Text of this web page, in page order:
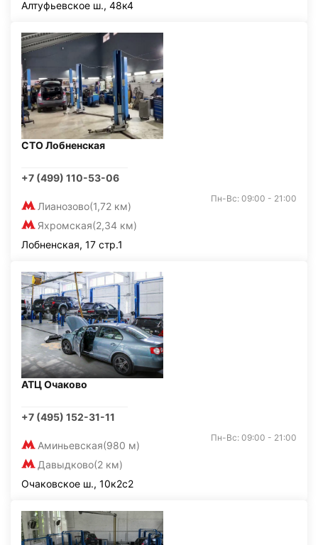
Алтуфьевское ш., 48к4
СТО Лобненская
+7 (499) 110-53-06
Лианозово(1,72 км)
Яхромская(2,34 км)
Пн-Вс: 09:00 - 21:00
Лобненская, 17 стр.1
АТЦ Очаково
+7 (495) 152-31-11
Аминьевская(980 м)
Давыдково(2 км)
Пн-Вс: 09:00 - 21:00
Очаковское ш., 10к2с2